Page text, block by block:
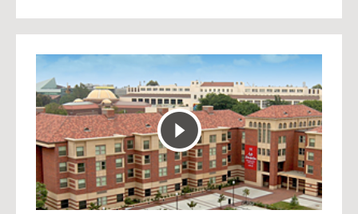
N
E
R
A
C
T
I
V
E
G
o
t
o
H
o
u
i
n